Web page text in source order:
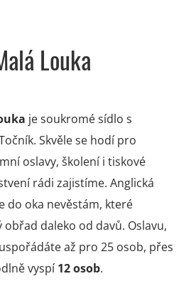
Louka
je soukromé sídlo s
Skvěle se hodí pro
oslavy, školení i tiskové
rádi zajistíme. Anglická
do oka nevěstám, které
daleko od davů. Oslavu,
až pro 25 osob, přes
vyspí12 osob.